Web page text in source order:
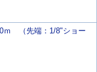
ｍ （先端：1/8"ショー